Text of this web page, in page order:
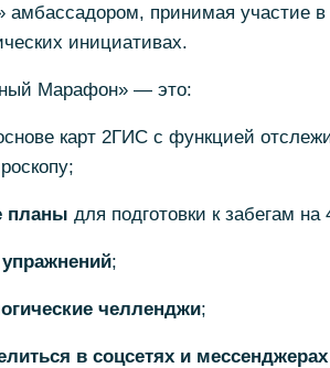
принимая участие в
инициативах.
Марафон» — это:
карт 2ГИС с функцией
планы для подготовки к забегам на
;
челленджи;
в соцсетях и